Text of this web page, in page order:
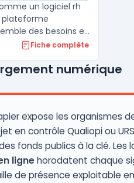
un logiciel rh
des besoins en
Conçu par l'éditeur
le cloud et vise à
Fiche complète
numérique
expose les organismes
en contrôle Qualiopi ou
fonds publics à la clé. Les
lignehorodatent chaque
de présence exploitable